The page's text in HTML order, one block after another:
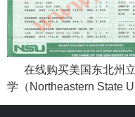
在线购买美国东北州立
学（Northeastern State